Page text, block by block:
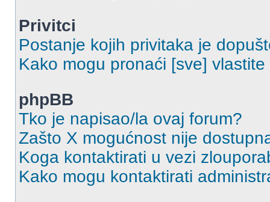
Privitci
Postanje kojih privitaka je
Kako mogu pronaći [sve] vlastite
phpBB
Tko je napisao/la ovaj forum?
Zašto X mogućnost nije
Koga kontaktirati u vezi
Kako mogu kontaktirati